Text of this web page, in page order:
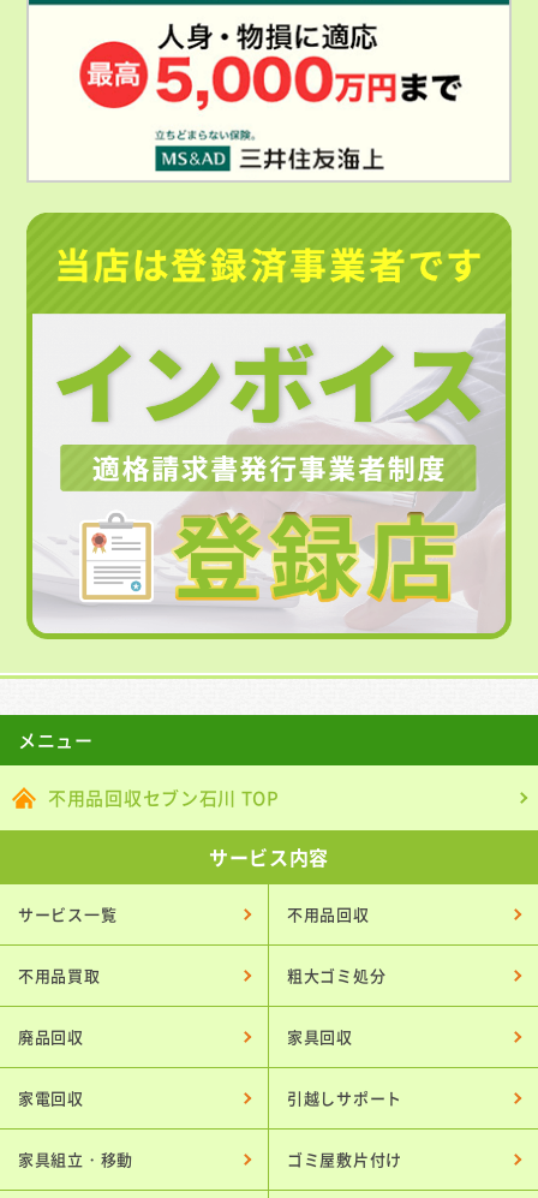
メニュー
不用品回収セブン石川 TOP
サービス内容
サービス一覧 不用品回収
不用品買取 粗大ゴミ処分
廃品回収 家具回収
家電回収 引越しサポート
家具組立・移動 ゴミ屋敷片付け